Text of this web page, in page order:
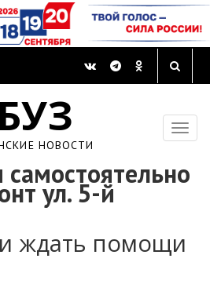
НОВОСТИ
ул. 5-й
ждать помощи